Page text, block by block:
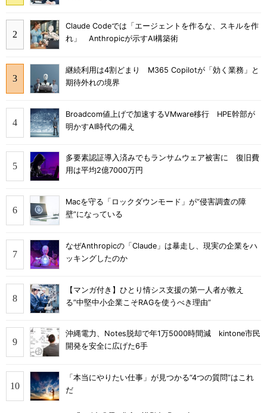
Claude Codeでは「エージェントを作るな、スキルを作
れ」 Anthropicが示すAI構築術
継続利用は4割どまり M365 Copilotが「効く業務」と
期待外れの境界
Broadcom値上げで加速するVMware移行 HPE幹部が
明かすAI時代の備え
多要素認証導入済みでもランサムウェア被害に 復旧費
用は平均2億7000万円
Macを守る「ロックダウンモード」が“侵害調査の障
壁”になっている
なぜAnthropicの「Claude」は暴走し、現実の企業をハ
ッキングしたのか
【マンガ付き】ひとり情シス支援の第一人者が教え
る”中堅中小企業こそRAGを使うべき理由”
沖縄電力、Notes脱却で年1万5000時間減 kintone市民
開発を安全に広げた6手
「本当にやりたい仕事」が見つかる“4つの質問”はこれ
だ